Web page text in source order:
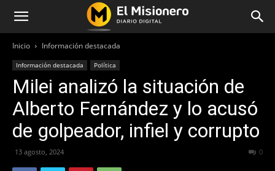
Inicio Información destacada
Información destacada Política
Milei analizó la situación de
Alberto Fernández y lo acusó
de golpeador, infiel y corrupto
13 agosto, 2024 0